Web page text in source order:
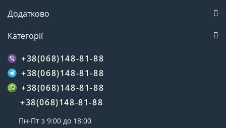
Додатково
Категорії
+38(068)148-81-88
+38(068)148-81-88
+38(068)148-81-88
+38(068)148-81-88
Пн-Пт з 9:00 до 18:00